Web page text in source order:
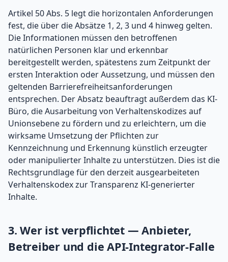
Artikel 50 Abs. 5 legt die horizontalen Anforderungen
fest, die über die Absätze 1, 2, 3 und 4 hinweg gelten.
Die Informationen müssen den betroffenen
natürlichen Personen klar und erkennbar
bereitgestellt werden, spätestens zum Zeitpunkt der
ersten Interaktion oder Aussetzung, und müssen den
geltenden Barrierefreiheitsanforderungen
entsprechen. Der Absatz beauftragt außerdem das KI-
Büro, die Ausarbeitung von Verhaltenskodizes auf
Unionsebene zu fördern und zu erleichtern, um die
wirksame Umsetzung der Pflichten zur
Kennzeichnung und Erkennung künstlich erzeugter
oder manipulierter Inhalte zu unterstützen. Dies ist die
Rechtsgrundlage für den derzeit ausgearbeiteten
Verhaltenskodex zur Transparenz KI-generierter
Inhalte.
3. Wer ist verpflichtet — Anbieter,
Betreiber und die API-Integrator-Falle